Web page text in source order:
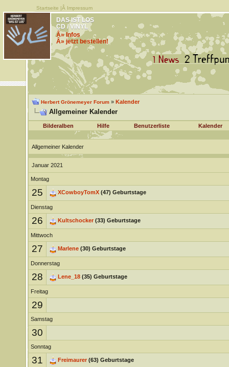
Startseite |Â Impressum
DAS IST LOS
CD / VINYL
Â» Infos
Â» jetzt bestellen!
Herbert Grönemeyer Forum» Kalender
Allgemeiner Kalender
Bilderalben Hilfe Benutzerliste Kalender
Allgemeiner Kalender
Januar 2021
Montag
25 XCowboyTomX(47) Geburtstage
Dienstag
26 Kultschocker(33) Geburtstage
Mittwoch
27 Marlene(30) Geburtstage
Donnerstag
28 Lene_18(35) Geburtstage
Freitag
29
Samstag
30
Sonntag
31 Freimaurer(63) Geburtstage